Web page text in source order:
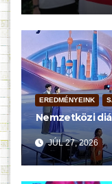
EREDMÉNYEINK
Nemzetközi
JÚL 27, 2026